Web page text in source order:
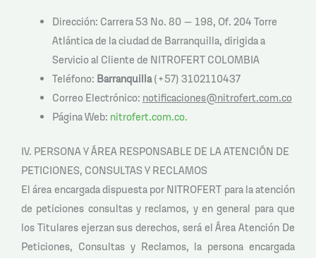
Dirección: Carrera 53 No. 80 – 198, Of. 204 Torre
Atlántica de la ciudad de Barranquilla, dirigida a
Servicio al Cliente de NITROFERT COLOMBIA
Teléfono: Barranquilla(+57) 3102110437
Correo Electrónico: notificaciones@nitrofert.com.co
Página Web: nitrofert.com.co.
IV. PERSONA Y ÁREA RESPONSABLE DE LA ATENCIÓN DE
PETICIONES, CONSULTAS Y RECLAMOS
El área encargada dispuesta por NITROFERT para la atención
de peticiones consultas y reclamos, y en general para que
los Titulares ejerzan sus derechos, será el Área Atención De
Peticiones, Consultas y Reclamos, la persona encargada